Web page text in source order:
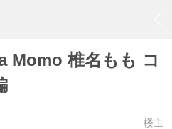
Momo 椎名もも コ
楼主